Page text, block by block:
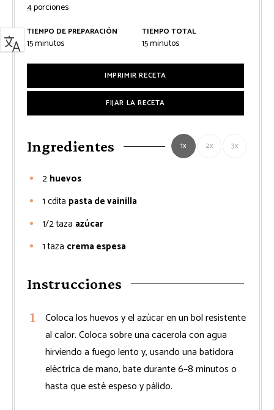
4porciones
TIEMPO DE PREPARACIÓN
15minutos
minutos
TIEMPO TOTAL
15minutos
minutos
IMPRIMIR RECETA
FIJAR LA RECETA
Ingredientes 1x 2x 3x
2 huevos
1 cdita pasta de vainilla
1/2taza azúcar
1 taza crema espesa
Instrucciones
Coloca los huevos y el azúcar en un bol resistente
al calor. Coloca sobre una cacerola con agua
hirviendo a fuego lento y, usando una batidora
eléctrica de mano, bate durante 6–8 minutos o
hasta que esté espeso y pálido.